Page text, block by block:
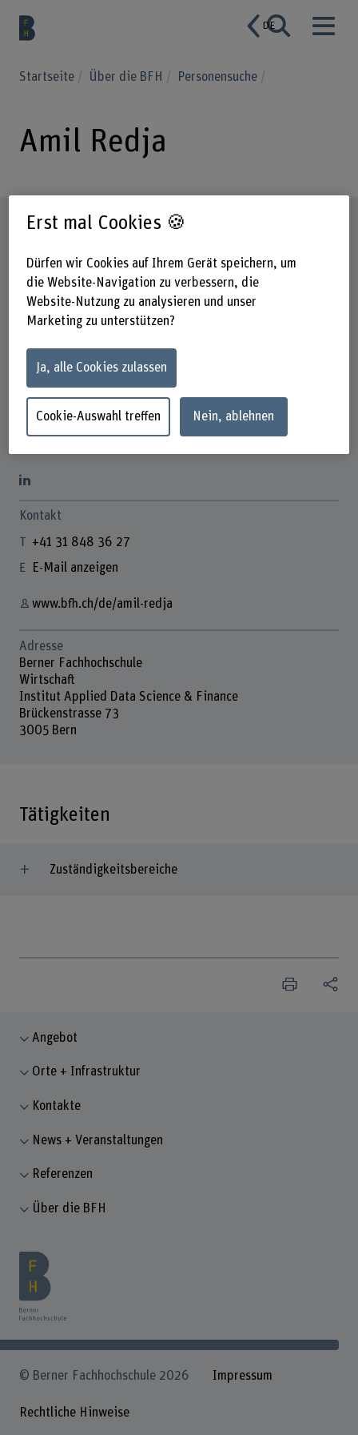
DE
Startseite Über die BFH Personensuche
Amil Redja
Steckbrief
Kontakt
+41 31 848 36 27
E-Mail anzeigen
www.bfh.ch/de/amil-redja
Adresse
Berner Fachhochschule
Wirtschaft
Institut Applied Data Science & Finance
Brückenstrasse 73
3005 Bern
Tätigkeiten
Zuständigkeitsbereiche
Angebot
Orte + Infrastruktur
Kontakte
News + Veranstaltungen
Referenzen
Über die BFH
© Berner Fachhochschule 2026 Impressum
Rechtliche Hinweise
Erst mal Cookies 🍪
Dürfen wir Cookies auf Ihrem Gerät speichern, um
die Website-Navigation zu verbessern, die
Website-Nutzung zu analysieren und unser
Marketing zu unterstützen?
Ja, alle Cookies zulassen
Cookie-Auswahl treffen Nein, ablehnen